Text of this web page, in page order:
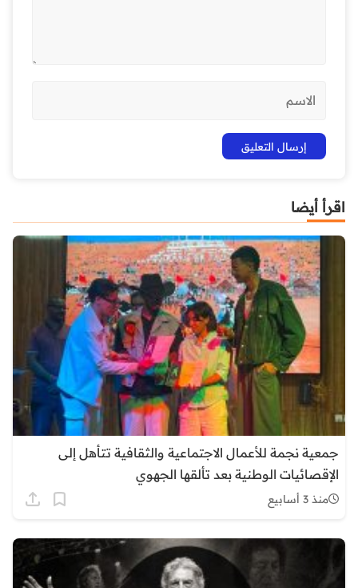
اقرأ أيضا
جمعية نجمة للأعمال الاجتماعية والثقافية تتأهل إلى
الإقصائيات الوطنية بعد تألقها الجهوي
منذ 3 أسابيع